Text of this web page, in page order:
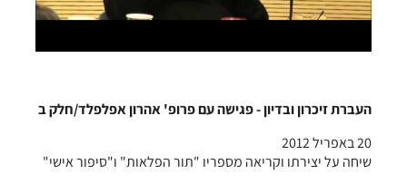
העברת זיכרון ובדיון - פגישה עם פרופ' אהרון אפלפלד/חלק ב
20 באפריל 2012
שיחה על יצירתו וקריאה מספריו "תור הפלאות" ו"סיפור אישי"